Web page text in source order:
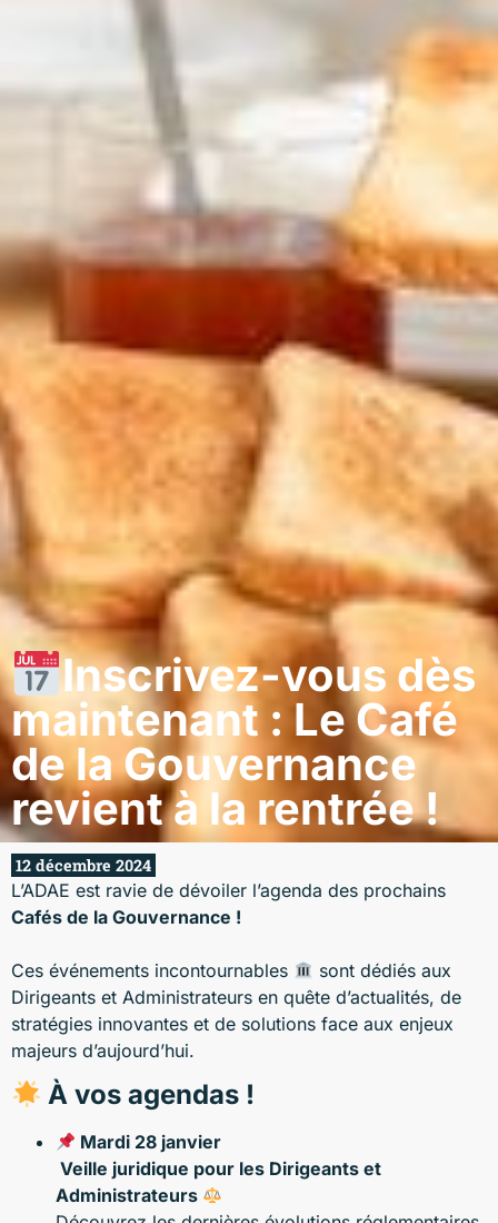
Inscrivez-vous dès
maintenant : Le Café
de la Gouvernance
revient à la rentrée !
12 décembre 2024
L’ADAE est ravie de dévoiler l’agenda des prochains
Cafés de la Gouvernance !
Ces événements incontournables
sont dédiés aux
Dirigeants et Administrateurs en quête d’actualités, de
stratégies innovantes et de solutions face aux enjeux
majeurs d’aujourd’hui.
À vos agendas !
Mardi 28 janvier
Veille juridique pour les Dirigeants et
Administrateurs